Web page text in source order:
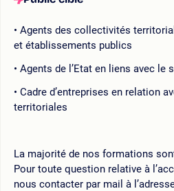
Agents des collectivités
et établissements publics
Agents de l’Etat en liens avec le
Cadre d’entreprises en relation
territoriales
La majorité de nos formations
Pour toute question relative à
nous contacter par mail à